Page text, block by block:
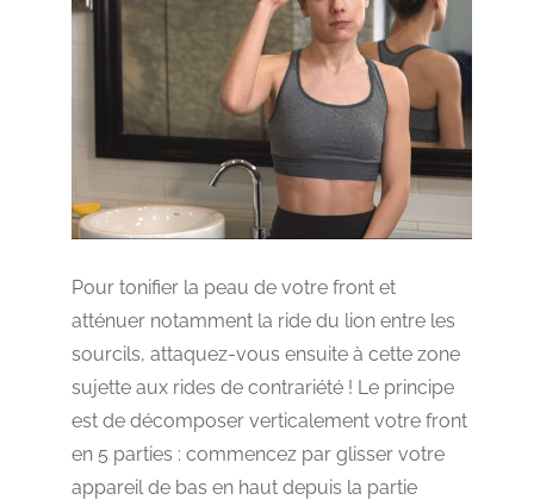
Pour tonifier la peau de votre front et
atténuer notamment la ride du lion entre les
sourcils, attaquez-vous ensuite à cette zone
sujette aux rides de contrariété ! Le principe
est de décomposer verticalement votre front
en 5 parties : commencez par glisser votre
appareil de bas en haut depuis la partie